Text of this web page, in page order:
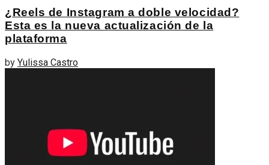
¿Reels de Instagram a doble velocidad?
Esta es la nueva actualización de la
plataforma
by Yulissa Castro